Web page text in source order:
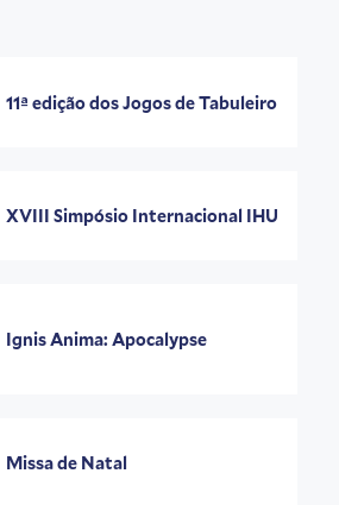
11ª edição dos Jogos de Tabuleiro
XVIII Simpósio Internacional IHU
Ignis Anima: Apocalypse
Missa de Natal